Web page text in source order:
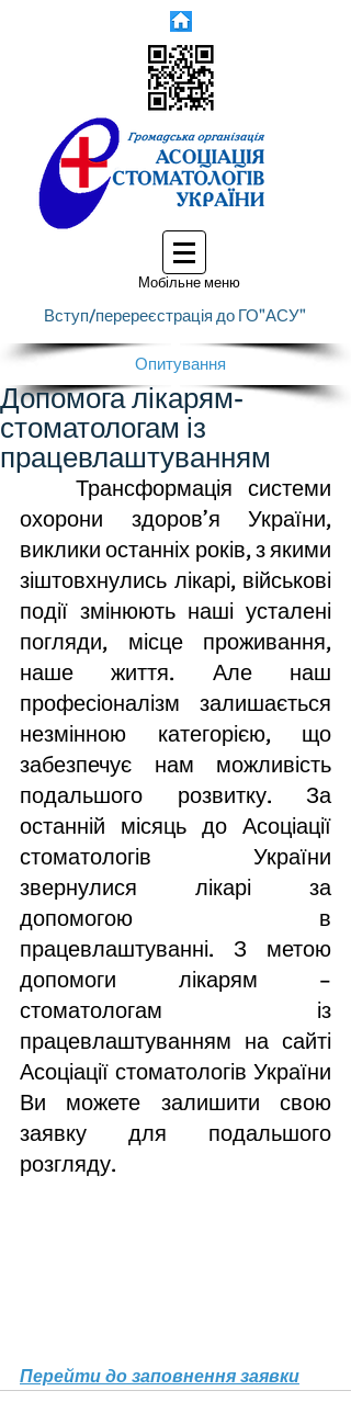
Мобільне меню
Вступ/перереєстрація до ГО"АСУ"
Опитування
Допомога лікарям-
стоматологам із
працевлаштуванням
охорони здоров’я України,
виклики останніх років, з якими
зіштовхнулись лікарі, військові
події змінюють наші усталені
погляди, місце проживання,
наше життя. Але наш
професіоналізм залишається
незмінною категорією, що
забезпечує нам можливість
подальшого розвитку. За
останній місяць до Асоціації
стоматологів України
звернулися лікарі за
допомогою в
працевлаштуванні. З метою
допомоги лікарям –
стоматологам із
працевлаштуванням на сайті
Асоціації стоматологів України
Ви можете залишити свою
заявку для подальшого
розгляду.
Перейти до заповнення заявки